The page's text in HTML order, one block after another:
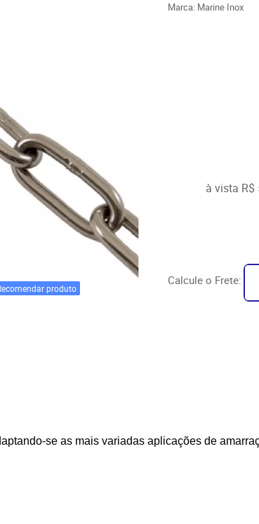
Marca: Marine Inox
à vista R$
Calcule o Frete:
produto
se as mais variadas aplicações de